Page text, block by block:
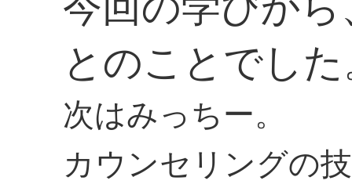
とのことでし
次はみっちー。
カウンセリングの